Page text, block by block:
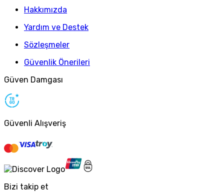
Hakkımızda
Yardım ve Destek
Sözleşmeler
Güvenlik Önerileri
Güven Damgası
Güvenli Alışveriş
Bizi takip et